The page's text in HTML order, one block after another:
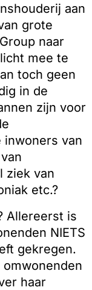
aan
grote
naar
mee te
toch geen
in de
zijn voor
inwoners van
ziek van
etc.?
Allereerst is
NIETS
gekregen.
haar